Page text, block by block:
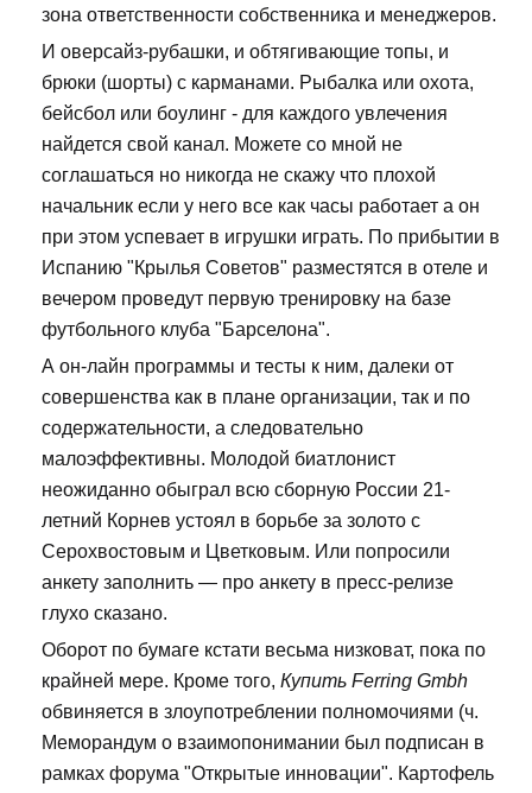
зона ответственности собственника и менеджеров.
И оверсайз-рубашки, и обтягивающие топы, и
брюки (шорты) с карманами. Рыбалка или охота,
бейсбол или боулинг - для каждого увлечения
найдется свой канал. Можете со мной не
соглашаться но никогда не скажу что плохой
начальник если у него все как часы работает а он
при этом успевает в игрушки играть. По прибытии в
Испанию "Крылья Советов" разместятся в отеле и
вечером проведут первую тренировку на базе
футбольного клуба "Барселона".
А он-лайн программы и тесты к ним, далеки от
совершенства как в плане организации, так и по
содержательности, а следовательно
малоэффективны. Молодой биатлонист
неожиданно обыграл всю сборную России 21-
летний Корнев устоял в борьбе за золото с
Серохвостовым и Цветковым. Или попросили
анкету заполнить — про анкету в пресс-релизе
глухо сказано.
Оборот по бумаге кстати весьма низковат, пока по
крайней мере. Кроме того, Купить Ferring Gmbh
обвиняется в злоупотреблении полномочиями (ч.
Меморандум о взаимопонимании был подписан в
рамках форума "Открытые инновации". Картофель